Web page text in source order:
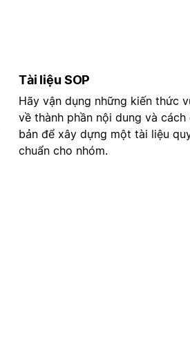
Tài liệu SOP
Hãy vận dụng những kiến thức
về thành phần nội dung và cách
bản để xây dựng một tài liệu
chuẩn cho nhóm.